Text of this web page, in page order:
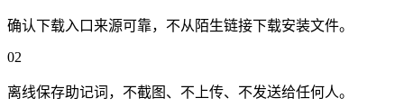
确认下载入口来源可靠，不从陌生链接下载安装文件。
02
离线保存助记词，不截图、不上传、不发送给任何人。